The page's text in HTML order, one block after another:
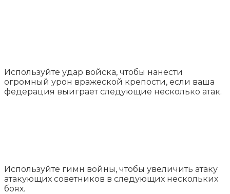
Используйте удар войска, чтобы нанести
огромный урон вражеской крепости, если ваша
федерация выиграет следующие несколько атак.
Используйте гимн войны, чтобы увеличить атаку
атакующих советников в следующих нескольких
боях.